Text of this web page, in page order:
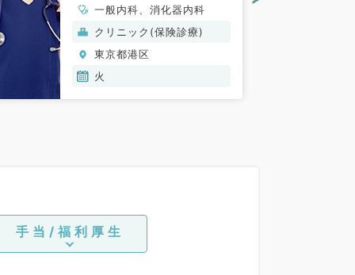
勤)
一般内科、消化器内科
クリニック(保険診療)
東京都港区
火
手当/福利厚生